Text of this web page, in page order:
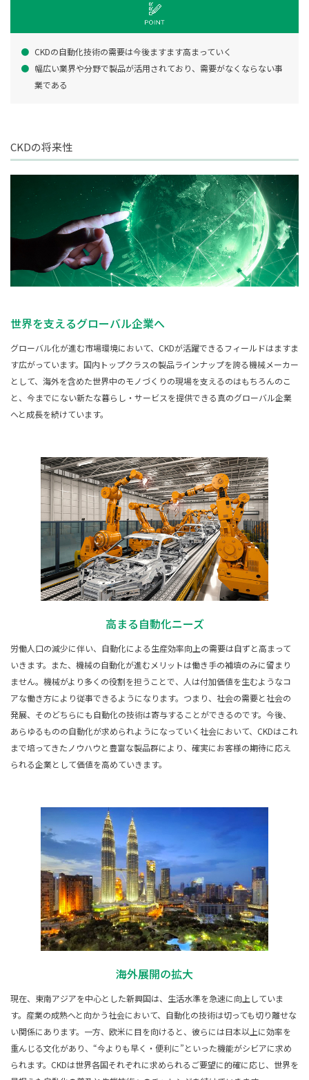
CKDの自動化技術の需要は今後ますます高まっていく
幅広い業界や分野で製品が活用されており、需要がなくならない事
業である
CKDの将来性
世界を支えるグローバル企業へ
グローバル化が進む市場環境において、CKDが活躍できるフィールドはますま
す広がっています。国内トップクラスの製品ラインナップを誇る機械メーカー
として、海外を含めた世界中のモノづくりの現場を支えるのはもちろんのこ
と、今までにない新たな暮らし・サービスを提供できる真のグローバル企業
へと成長を続けています。
高まる自動化ニーズ
労働人口の減少に伴い、自動化による生産効率向上の需要は自ずと高まって
いきます。また、機械の自動化が進むメリットは働き手の補填のみに留まり
ません。機械がより多くの役割を担うことで、人は付加価値を生むようなコ
アな働き方により従事できるようになります。つまり、社会の需要と社会の
発展、そのどちらにも自動化の技術は寄与することができるのです。今後、
あらゆるものの自動化が求められようになっていく社会において、CKDはこれ
まで培ってきたノウハウと豊富な製品群により、確実にお客様の期待に応え
られる企業として価値を高めていきます。
海外展開の拡大
現在、東南アジアを中心とした新興国は、生活水準を急速に向上していま
す。産業の成熟へと向かう社会において、自動化の技術は切っても切り離せな
い関係にあります。一方、欧米に目を向けると、彼らには日本以上に効率を
重んじる文化があり、“今よりも早く・便利に”といった機能がシビアに求め
られます。CKDは世界各国それぞれに求められるご要望に的確に応じ、世界を